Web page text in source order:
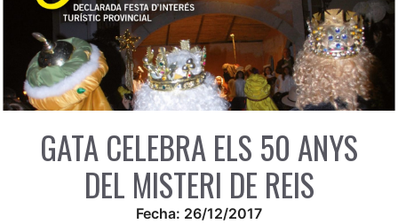
GATA CELEBRA ELS 50 ANYS
DEL MISTERI DE REIS
Fecha: 26/12/2017